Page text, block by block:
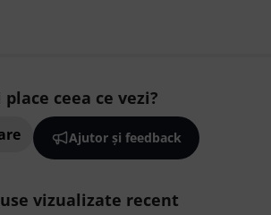
ceea ce vezi?
Ajutor și feedback
vizualizate recent